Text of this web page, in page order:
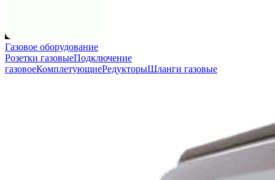
Газовое оборудование
Розетки газовыеПодключение
газовоеКомплетующиеРедукторыШланги газовые